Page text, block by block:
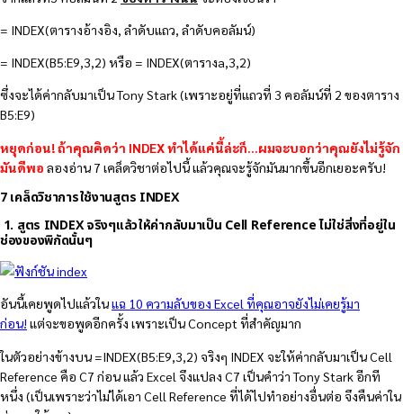
= INDEX(ตารางอ้างอิง, ลำดับแถว, ลำดับคอลัมน์)
= INDEX(B5:E9,3,2) หรือ = INDEX(ตารางa,3,2)
ซึ่งจะได้ค่ากลับมาเป็น Tony Stark (เพราะอยู่ที่แถวที่ 3 คอลัมน์ที่ 2 ของตาราง
B5:E9)
หยุดก่อน! ถ้าคุณคิดว่า INDEX ทำได้แค่นี้ล่ะก็…ผมจะบอกว่าคุณยังไม่รู้จัก
มันดีพอ ลองอ่าน 7 เคล็ดวิชาต่อไปนี้ แล้วคุณจะรู้จักมันมากขึ้นอีกเยอะครับ!
7 เคล็ดวิชาการใช้งานสูตร INDEX
1. สูตร INDEX จริงๆแล้วให้ค่ากลับมาเป็น Cell Reference ไม่ใช่สิ่งที่อยู่ใน
ช่องของพิกัดนั้นๆ
อันนี้เคยพูดไปแล้วในแฉ 10 ความลับของ Excel ที่คุณอาจยังไม่เคยรู้มา
ก่อน! แต่จะขอพูดอีกครั้ง เพราะเป็น Concept ที่สำคัญมาก
ในตัวอย่างข้างบน =INDEX(B5:E9,3,2) จริงๆ INDEX จะให้ค่ากลับมาเป็น Cell
Reference คือ C7 ก่อน แล้ว Excel จึงแปลง C7 เป็นคำว่า Tony Stark อีกที
หนึ่ง (เป็นเพราะว่าไม่ได้เอา Cell Reference ที่ได้ไปทำอย่างอื่นต่อ จึงคืนค่าใน